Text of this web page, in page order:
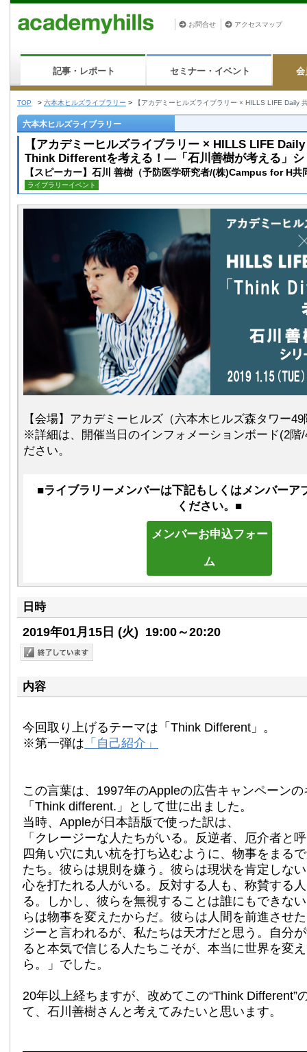
お問合せ アクセスマップ
記事・レポート セミナー・イベント 会
TOP > 六本木ヒルズライブラリー > 【アカデミーヒルズライブラリー × HILLS LIFE
六本木ヒルズライブラリー
【アカデミーヒルズライブラリー × HILLS LIFE
Think Differentを考える！—「石川善樹が考える」
【スピーカー】石川 善樹（予防医学研究者/(株)Campus for H
ライブラリーイベント
【会場】アカデミーヒルズ（六本木ヒルズ森タワー49
※詳細は、開催当日のインフォメーションボード(2階
ださい。
■ライブラリーメンバーは下記もしくはメンバーア
ください。 ■
メンバーお申込フォー
ム
日時
2019年01月15日 (火) 19:00～20:20
内容
今回取り上げるテーマは「Think Different」。
※第一弾は 「自己紹介」
この言葉は、1997年のAppleの広告キャンペーン
「Think different.」として世に出ました。
当時、Appleが日本語版で使った訳は、
「クレージーな人たちがいる。反逆者、厄介者と
四角い穴に丸い杭を打ち込むように、物事をまる
たち。彼らは規則を嫌う。彼らは現状を肯定しな
心を打たれる人がいる。反対する人も、称賛する
る。しかし、彼らを無視することは誰にもできな
らは物事を変えたからだ。彼らは人間を前進させ
ジーと言われるが、私たちは天才だと思う。自分
ると本気で信じる人たちこそが、本当に世界を変
ら。」でした。
20年以上経ちますが、改めてこの“Think Different”
て、石川善樹さんと考えてみたいと思います。